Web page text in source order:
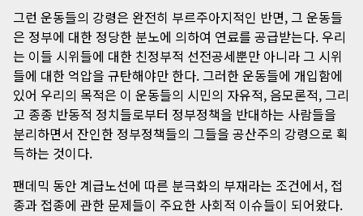
그런 운동들의 강령은 완전히 부르주아지적인 반면, 그 운동들
은 정부에 대한 정당한 분노에 의하여 연료를 공급받는다. 우리
는 이들 시위들에 대한 친정부적 선전공세뿐만 아니라 그 시위
들에 대한 억압을 규탄해야만 한다. 그러한 운동들에 개입함에
있어 우리의 목적은 이 운동들의 시민의 자유적, 음모론적, 그리
고 종종 반동적 정치들로부터 정부정책을 반대하는 사람들을
분리하면서 잔인한 정부정책들의 그들을 공산주의 강령으로 획
득하는 것이다.
팬데믹 동안 계급노선에 따른 분극화의 부재라는 조건에서, 접
종과 접종에 관한 문제들이 주요한 사회적 이슈들이 되어왔다.